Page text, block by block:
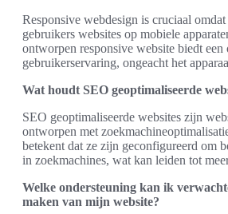
Responsive webdesign is cruciaal omdat
gebruikers websites op mobiele
ontworpen responsive website biedt een
gebruikerservaring, ongeacht het
Wat houdt SEO geoptimaliseerde
SEO geoptimaliseerde websites zijn
ontworpen met
betekent dat ze zijn geconfigureerd om
in zoekmachines, wat kan leiden tot
Welke ondersteuning kan ik
maken van mijn website?